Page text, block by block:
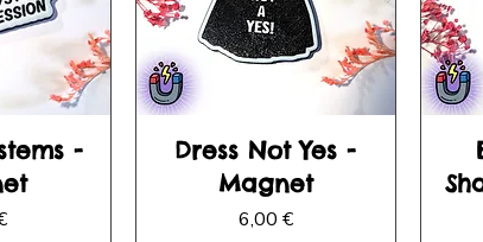
-
Dress Not Yes -
Magnet
Preis
6,00 €